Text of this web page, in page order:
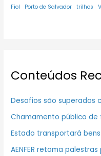
Fiol Porto de Salvador trilhos
Conteúdos
Desafios são superados
Chamamento público de
Estado transportará
AENFER retoma